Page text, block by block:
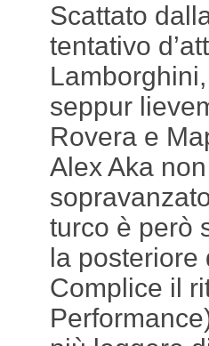
Scattato
tentativo
seppur
Rovera e
Alex Aka
turco è però
la posteriore
Complice il